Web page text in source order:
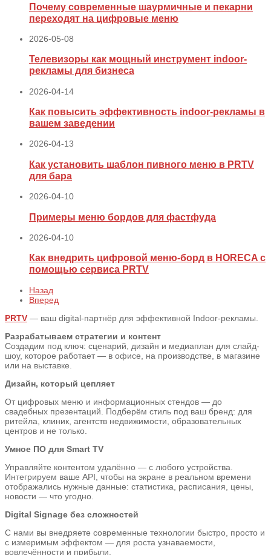
Почему современные шаурмичные и пекарни
переходят на цифровые меню
2026-05-08
Телевизоры как мощный инструмент indoor-
рекламы для бизнеса
2026-04-14
Как повысить эффективность indoor-рекламы в
вашем заведении
2026-04-13
Как установить шаблон пивного меню в PRTV
для бара
2026-04-10
Примеры меню бордов для фастфуда
2026-04-10
Как внедрить цифровой меню‑борд в HORECA с
помощью сервиса PRTV
Назад
Вперед
PRTV — ваш digital-партнёр для эффективной Indoor-рекламы.
Разрабатываем стратегии и контент
Создадим под ключ: сценарий, дизайн и медиаплан для слайд-
шоу, которое работает — в офисе, на производстве, в магазине
или на выставке.
Дизайн, который цепляет
От цифровых меню и информационных стендов — до
свадебных презентаций. Подберём стиль под ваш бренд: для
ритейла, клиник, агентств недвижимости, образовательных
центров и не только.
Умное ПО для Smart TV
Управляйте контентом удалённо — с любого устройства.
Интегрируем ваше API, чтобы на экране в реальном времени
отображались нужные данные: статистика, расписания, цены,
новости — что угодно.
Digital Signage без сложностей
С нами вы внедряете современные технологии быстро, просто и
с измеримым эффектом — для роста узнаваемости,
вовлечённости и прибыли.